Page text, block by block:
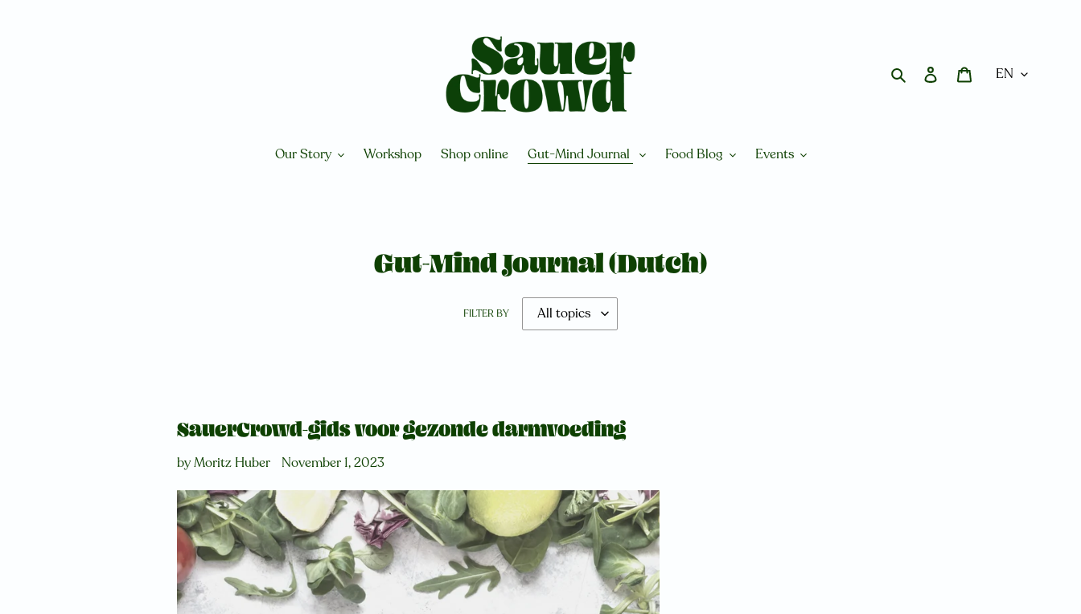
Search Log in Cart
Our Story Workshop Shop online Gut-Mind Journal Food Blog Events
Gut-Mind Journal (Dutch)
FILTER BY
SauerCrowd-gids voor gezonde darmvoeding
by Moritz Huber November 1, 2023